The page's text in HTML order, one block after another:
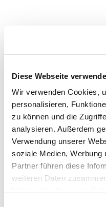
Diese Webseite
Wir verwenden Cookies,
personalisieren,
zu können und die
analysieren. Außerdem
Verwendung unserer
soziale Medien, Werbung
Partner führen diese
weiteren Daten